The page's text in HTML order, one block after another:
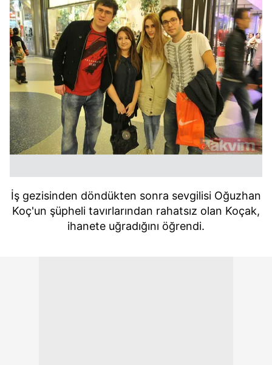
İş gezisinden döndükten sonra sevgilisi Oğuzhan
Koç'un şüpheli tavırlarından rahatsız olan Koçak,
ihanete uğradığını öğrendi.